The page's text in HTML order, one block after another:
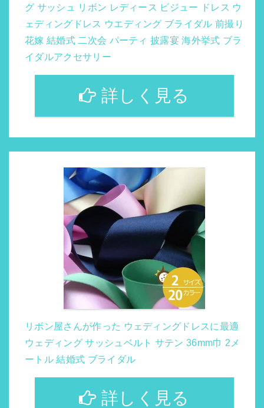
グ サッシュ リボン レディース ビジュー ドレス ウ
ェディングドレス ウエディング ブライダル 前撮り
花嫁 結婚式 二次会 パーティ 披露宴 海外挙式 ブラ
イダルアクセサリー
詳しく見る
リボン屋さんが作った ウェディングドレスに最適
ウェディング サッシュベルト サテン 36mm巾 2メ
ートル 結婚式 ブライダル
詳しく見る